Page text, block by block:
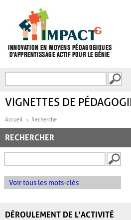
FORMULAIRE DE
VIGNETTES DE
Accueil Recherche
RECHERCHER
Voir tous les mots-clés
DÉROULEMENT DE L'ACTIVITÉ